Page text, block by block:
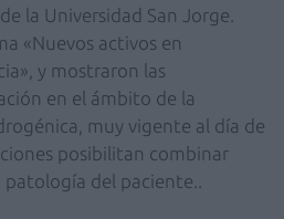
la Universidad San Jorge.
«Nuevos activos en
y mostraron las
en el ámbito de la
muy vigente al día de
posibilitan combinar
del paciente..